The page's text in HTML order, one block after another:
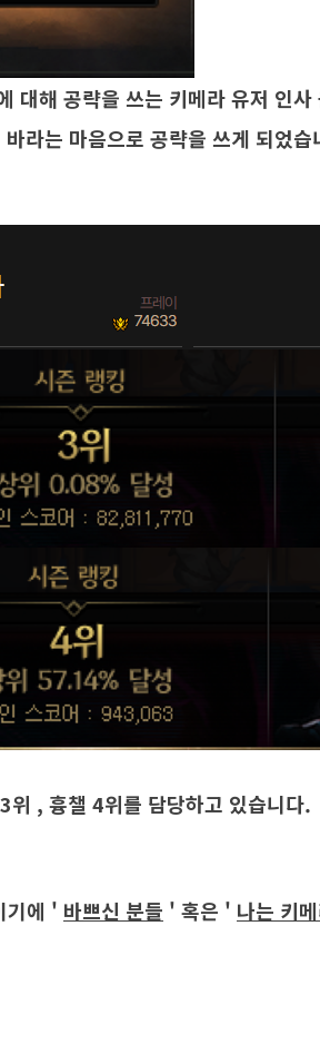
대해 공략을 쓰는 키메라 유저 인
라는 마음으로 공략을 쓰게 되었습
, 흉챌 4위를 담당하고 있습니다.
기에 ' 바쁘신 분들 ' 혹은 ' 나는 키